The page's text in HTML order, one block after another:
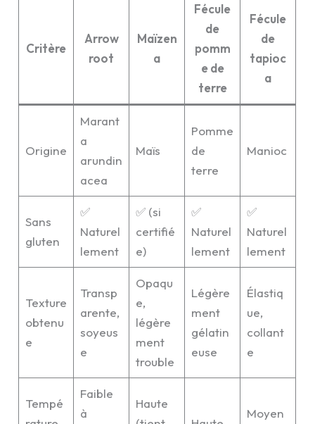
Critère
Arrow
root
Maïzen
a
Fécule
de
pomm
e de
terre
Fécule
de
tapioc
a
Origine
Marant
a
arundin
acea
Maïs
Pomme
de
terre
Manioc
Sans
gluten
✅
Naturel
lement
✅ (si
certifié
e)
✅
Naturel
lement
✅
Naturel
lement
Texture
obtenu
e
Transp
arente,
soyeus
e
Opaqu
e,
légère
ment
trouble
Légère
ment
gélatin
euse
Élastiq
ue,
collant
e
Tempé
Faible
à
Haute
Moyen